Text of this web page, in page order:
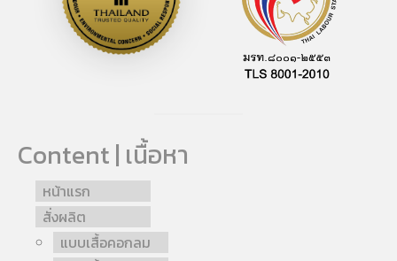
Content | เนื้อหา
หน้าแรก
สั่งผลิต
แบบเสื้อคอกลม